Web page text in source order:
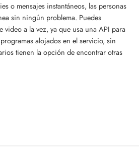
o mensajes instantáneos, las personas
sin ningún problema. Puedes
video a la vez, ya que usa una API para
alojados en el servicio, sin
tienen la opción de encontrar otras